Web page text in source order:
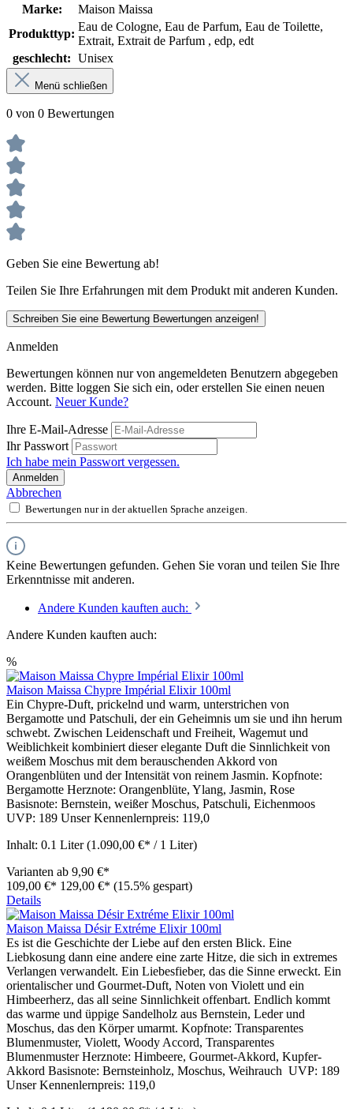
Marke:
Maison Maissa
Produkttyp:
Eau de Cologne, Eau de Parfum, Eau de Toilette,
Extrait, Extrait de Parfum , edp, edt
geschlecht: Unisex
Menü schließen
0 von 0 Bewertungen
Geben Sie eine Bewertung ab!
Teilen Sie Ihre Erfahrungen mit dem Produkt mit anderen Kunden.
Schreiben Sie eine Bewertung Bewertungen anzeigen!
Anmelden
Bewertungen können nur von angemeldeten Benutzern abgegeben
werden. Bitte loggen Sie sich ein, oder erstellen Sie einen neuen
Account. Neuer Kunde?
Ihre E-Mail-Adresse
Ihr Passwort
Ich habe mein Passwort vergessen.
Anmelden
Abbrechen
Bewertungen nur in der aktuellen Sprache anzeigen.
Keine Bewertungen gefunden. Gehen Sie voran und teilen Sie Ihre
Erkenntnisse mit anderen.
Andere Kunden kauften auch:
Andere Kunden kauften auch:
%
Maison Maissa Chypre Impérial Elixir 100ml
Ein Chypre-Duft, prickelnd und warm, unterstrichen von
Bergamotte und Patschuli, der ein Geheimnis um sie und ihn herum
schwebt. Zwischen Leidenschaft und Freiheit, Wagemut und
Weiblichkeit kombiniert dieser elegante Duft die Sinnlichkeit von
weißem Moschus mit dem berauschenden Akkord von
Orangenblüten und der Intensität von reinem Jasmin. Kopfnote:
Bergamotte Herznote: Orangenblüte, Ylang, Jasmin, Rose
Basisnote: Bernstein, weißer Moschus, Patschuli, Eichenmoos
UVP: 189 Unser Kennenlernpreis: 119,0
Inhalt: 0.1 Liter(1.090,00 €* / 1 Liter)
Varianten ab 9,90 €*
109,00 €* 129,00 €* (15.5% gespart)
Details
Maison Maissa Désir Extréme Elixir 100ml
Es ist die Geschichte der Liebe auf den ersten Blick. Eine
Liebkosung dann eine andere eine zarte Hitze, die sich in extremes
Verlangen verwandelt. Ein Liebesfieber, das die Sinne erweckt. Ein
orientalischer und Gourmet-Duft, Noten von Violett und ein
Himbeerherz, das all seine Sinnlichkeit offenbart. Endlich kommt
das warme und üppige Sandelholz aus Bernstein, Leder und
Moschus, das den Körper umarmt. Kopfnote: Transparentes
Blumenmuster, Violett, Woody Accord, Transparentes
Blumenmuster Herznote: Himbeere, Gourmet-Akkord, Kupfer-
Akkord Basisnote: Bernsteinholz, Moschus, Weihrauch UVP: 189
Unser Kennenlernpreis: 119,0